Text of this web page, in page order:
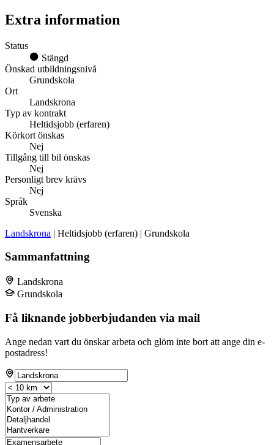
Extra information
Status
Stängd
Önskad utbildningsnivå
Grundskola
Ort
Landskrona
Typ av kontrakt
Heltidsjobb (erfaren)
Körkort önskas
Nej
Tillgång till bil önskas
Nej
Personligt brev krävs
Nej
Språk
Svenska
Landskrona | Heltidsjobb (erfaren) | Grundskola
Sammanfattning
Landskrona
Grundskola
Få liknande jobberbjudanden via mail
Ange nedan vart du önskar arbeta och glöm inte bort att ange din e-
postadress!